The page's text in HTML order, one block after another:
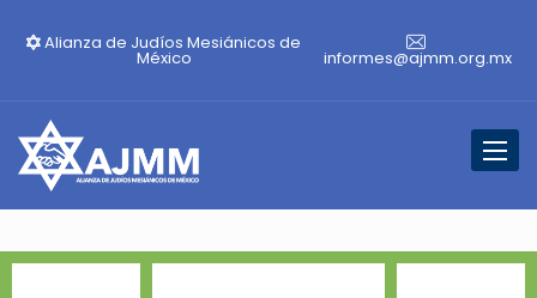
Alianza de Judíos Mesiánicos de
México informes@ajmm.org.mx